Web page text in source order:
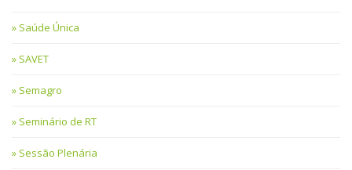
Saúde Única
SAVET
Semagro
Seminário de RT
Sessão Plenária